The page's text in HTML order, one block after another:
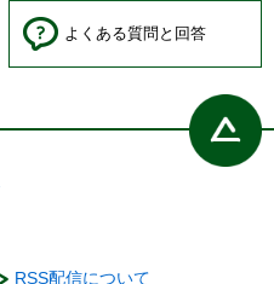
よくある質問と回答
RSS配信について